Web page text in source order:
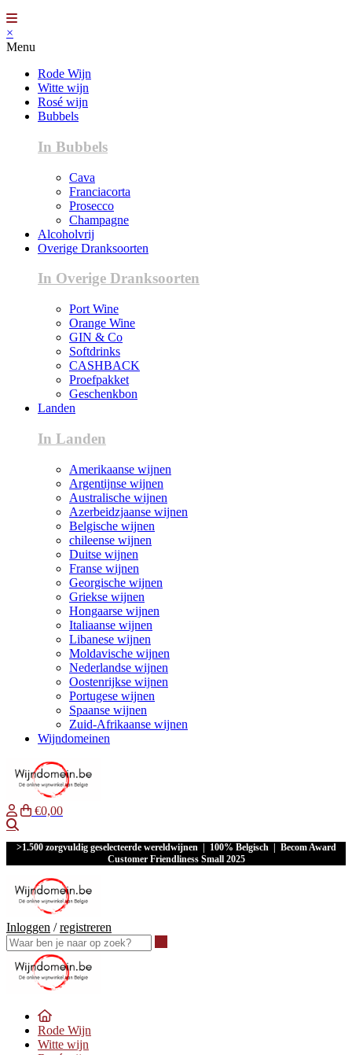
×
Menu
Rode Wijn
Witte wijn
Rosé wijn
Bubbels
In Bubbels
Cava
Franciacorta
Prosecco
Champagne
Alcoholvrij
Overige Dranksoorten
In Overige Dranksoorten
Port Wine
Orange Wine
GIN & Co
Softdrinks
CASHBACK
Proefpakket
Geschenkbon
Landen
In Landen
Amerikaanse wijnen
Argentijnse wijnen
Australische wijnen
Azerbeidzjaanse wijnen
Belgische wijnen
chileense wijnen
Duitse wijnen
Franse wijnen
Georgische wijnen
Griekse wijnen
Hongaarse wijnen
Italiaanse wijnen
Libanese wijnen
Moldavische wijnen
Nederlandse wijnen
Oostenrijkse wijnen
Portugese wijnen
Spaanse wijnen
Zuid-Afrikaanse wijnen
Wijndomeinen
€0,00
>1.500 zorgvuldig geselecteerde wereldwijnen | 100% Belgisch | Becom Award
Customer Friendliness Small 2025
Inloggen /registreren
Rode Wijn
Witte wijn